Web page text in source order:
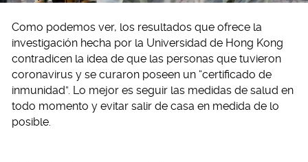
Como podemos ver, los resultados que ofrece la
investigación hecha por la Universidad de Hong Kong
contradicen la idea de que las personas que tuvieron
coronavirus y se curaron poseen un “certificado de
inmunidad”. Lo mejor es seguir las medidas de salud en
todo momento y evitar salir de casa en medida de lo
posible.